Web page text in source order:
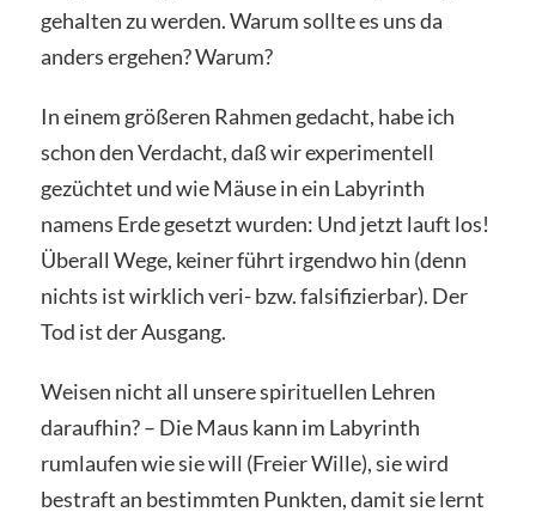
gehalten zu werden. Warum sollte es uns da
anders ergehen? Warum?
In einem größeren Rahmen gedacht, habe ich
schon den Verdacht, daß wir experimentell
gezüchtet und wie Mäuse in ein Labyrinth
namens Erde gesetzt wurden: Und jetzt lauft los!
Überall Wege, keiner führt irgendwo hin (denn
nichts ist wirklich veri- bzw. falsifizierbar). Der
Tod ist der Ausgang.
Weisen nicht all unsere spirituellen Lehren
daraufhin? – Die Maus kann im Labyrinth
rumlaufen wie sie will (Freier Wille), sie wird
bestraft an bestimmten Punkten, damit sie lernt